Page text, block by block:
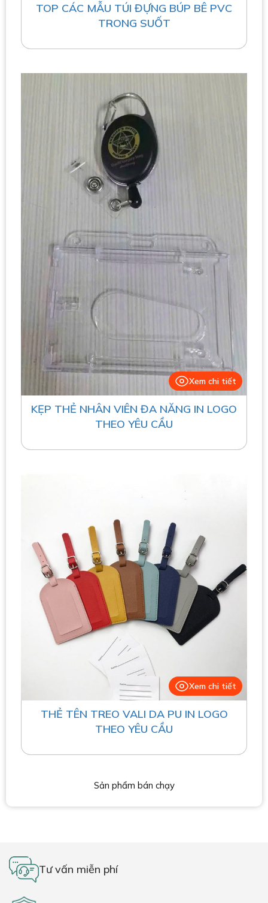
Sản phẩm bán chạy
TOP CÁC MẪU TÚI ĐỰNG BÚP BÊ PVC
TRONG SUỐT
Xem chi tiết
KẸP THẺ NHÂN VIÊN ĐA NĂNG IN LOGO
THEO YÊU CẦU
Xem chi tiết
THẺ TÊN TREO VALI DA PU IN LOGO
THEO YÊU CẦU
Tư vấn miễn phí